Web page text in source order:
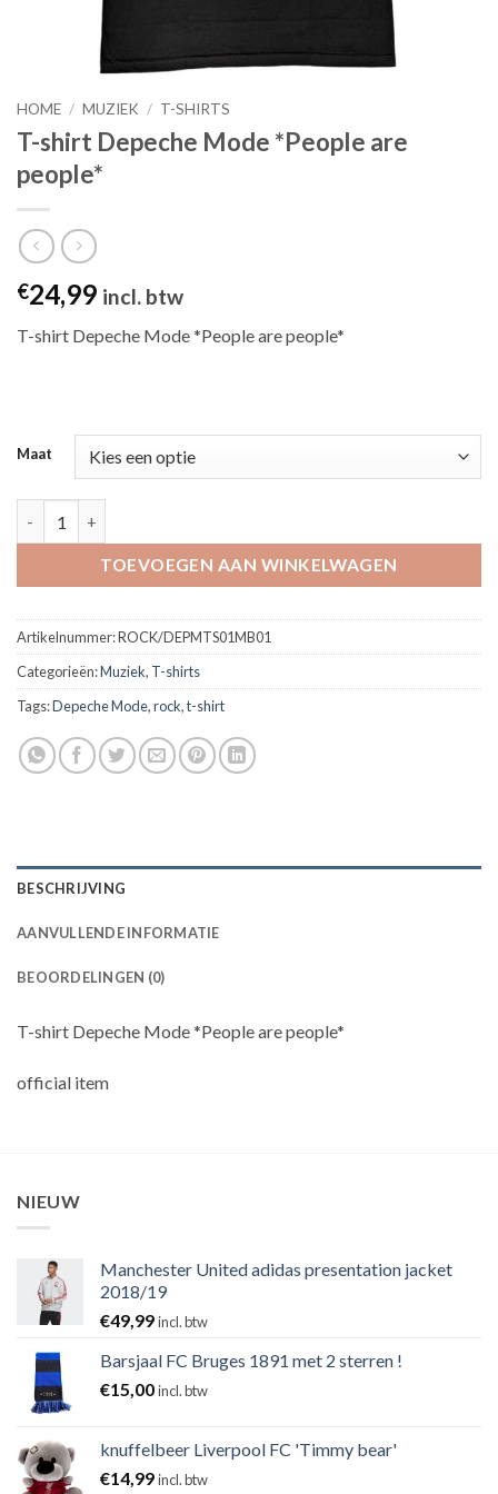
HOME / MUZIEK / T-SHIRTS
T-shirt Depeche Mode *People are
people*
€24,99 incl. btw
T-shirt Depeche Mode *People are people*
Maat
TOEVOEGEN AAN WINKELWAGEN
Artikelnummer:ROCK/DEPMTS01MB01
Categorieën:Muziek, T-shirts
Tags:Depeche Mode,rock,t-shirt
BESCHRIJVING
AANVULLENDE INFORMATIE
BEOORDELINGEN (0)
T-shirt Depeche Mode *People are people*
official item
NIEUW
Manchester United adidas presentation jacket
2018/19
€49,99incl. btw
Barsjaal FC Bruges 1891 met 2 sterren !
€15,00incl. btw
knuffelbeer Liverpool FC 'Timmy bear'
€14,99incl. btw